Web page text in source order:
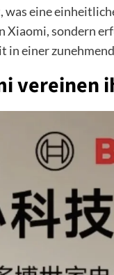
eine
Xiaomi, sondern
einer
vereinen